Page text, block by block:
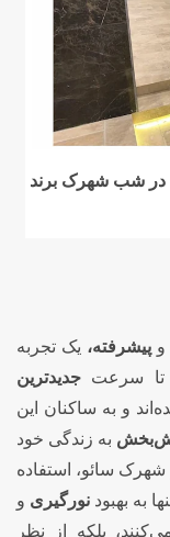
در شب شهرک برند
و پیشرفته، یک تجربه
تا سرعت جدیدترین
و به ساکنان این
به زندگی خود
شهرک سائو، استفاده
به بهبود نورگیری و
بلکه از نظر